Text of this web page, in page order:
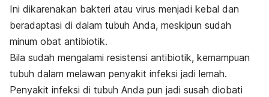
Ini dikarenakan bakteri atau virus menjadi kebal dan
beradaptasi di dalam tubuh Anda, meskipun sudah
minum obat antibiotik.
Bila sudah mengalami resistensi antibiotik, kemampuan
tubuh dalam melawan penyakit infeksi jadi lemah.
Penyakit infeksi di tubuh Anda pun jadi susah diobati